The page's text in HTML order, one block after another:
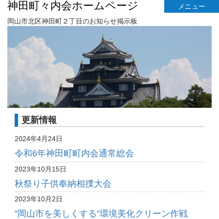
神田町々内会ホームページ
メニュー
岡山市北区神田町２丁目のお知らせ掲示板
更新情報
2024年4月24日
令和6年神田町町内会通常総会
2023年10月15日
秋祭り子供奉納相撲大会
2023年10月2日
”岡山市を美しくする”環境美化クリーン作戦